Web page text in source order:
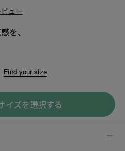
ュー
を、
Find your size
イズを選択する
X